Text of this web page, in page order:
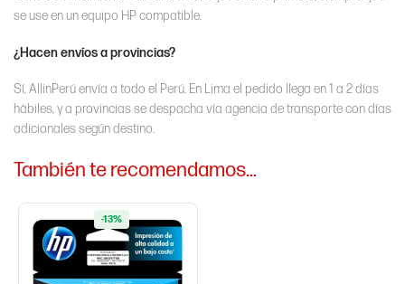
se use en un equipo HP compatible.
¿Hacen envíos a provincias?
Sí, AllinPerú envía a todo el Perú. En Lima el pedido llega en 1 a 2 días
hábiles, y a provincias se despacha vía agencia de transporte con días
adicionales según destino.
También te recomendamos…
-13%